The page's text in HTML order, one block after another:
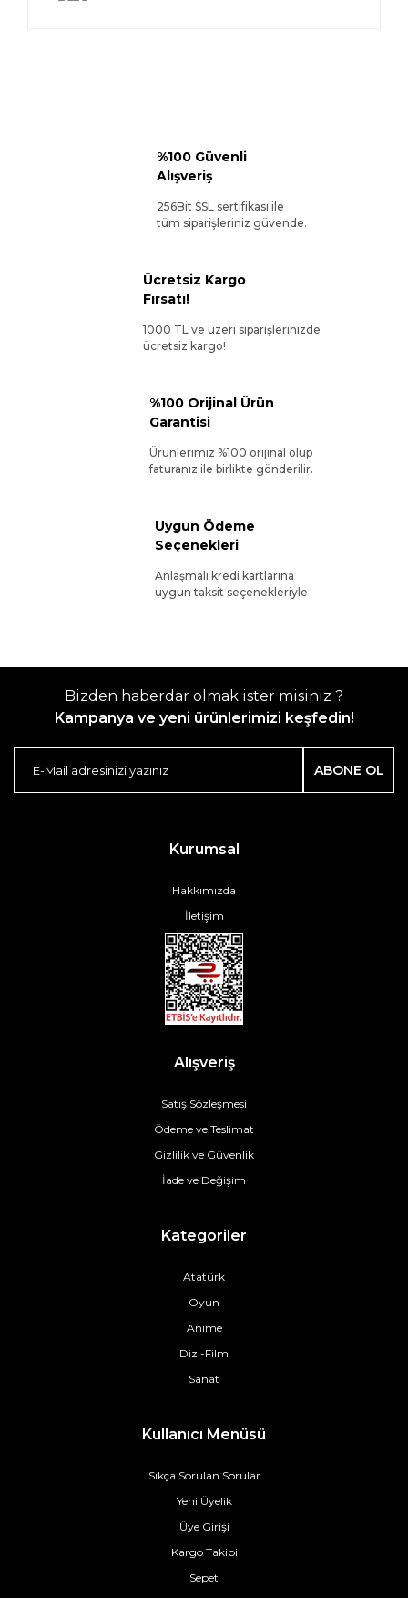
%100 Güvenli
Alışveriş
256Bit SSL sertifikası ile
tüm siparişleriniz güvende.
Ücretsiz Kargo
Fırsatı!
1000 TL ve üzeri siparişlerinizde
ücretsiz kargo!
%100 Orijinal Ürün
Garantisi
Ürünlerimiz %100 orijinal olup
faturanız ile birlikte gönderilir.
Uygun Ödeme
Seçenekleri
Anlaşmalı kredi kartlarına
uygun taksit seçenekleriyle
Bizden haberdar olmak ister misiniz ?
Kampanya ve yeni ürünlerimizi keşfedin!
ABONE OL
Kurumsal
Hakkımızda
İletişim
Alışveriş
Satış Sözleşmesi
Ödeme ve Teslimat
Gizlilik ve Güvenlik
İade ve Değişim
Kategoriler
Atatürk
Oyun
Anime
Dizi-Film
Sanat
Kullanıcı Menüsü
Sıkça Sorulan Sorular
Yeni Üyelik
Üye Girişi
Kargo Takibi
Sepet